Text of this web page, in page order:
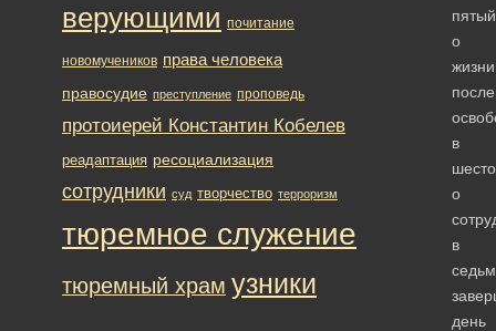
пятый
о
жизни
после
в
о
в
день
верующими почитание
новомучеников права человека
правосудие преступление проповедь
протоиерей Константин Кобелев
реадаптация ресоциализация
сотрудники суд творчество терроризм
тюремное служение
тюремный храм узники